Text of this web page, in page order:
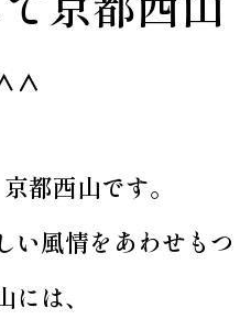
都西山です。
い風情を あわせもつ
は、